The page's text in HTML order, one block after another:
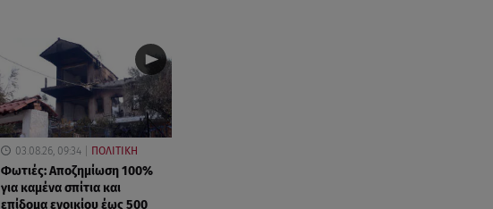
03.08.26, 09:34 ΠΟΛΙΤΙΚΗ
Φωτιές: Αποζημίωση 100%
για καμένα σπίτια και
επίδομα ενοικίου έως 500